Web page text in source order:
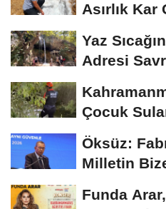
Asırlık Kar
Yaz
Adresi
Çocuk
Bulundu
Öksüz:
Milletin
Funda